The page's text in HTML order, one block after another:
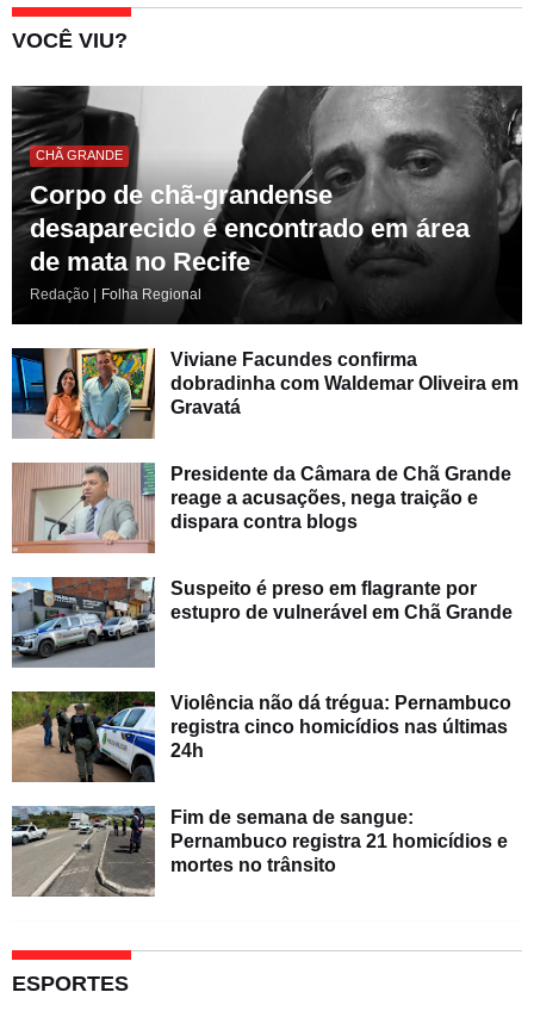
VOCÊ VIU?
CHÃ GRANDE
Corpo de chã-grandense
desaparecido é encontrado em área
de mata no Recife
Redação | Folha Regional
Viviane Facundes confirma
dobradinha com Waldemar Oliveira em
Gravatá
Presidente da Câmara de Chã Grande
reage a acusações, nega traição e
dispara contra blogs
Suspeito é preso em flagrante por
estupro de vulnerável em Chã Grande
Violência não dá trégua: Pernambuco
registra cinco homicídios nas últimas
24h
Fim de semana de sangue:
Pernambuco registra 21 homicídios e
mortes no trânsito
ESPORTES